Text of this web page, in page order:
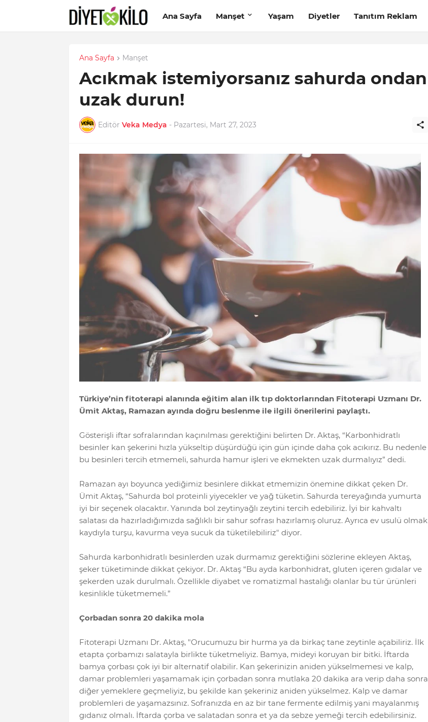
Ana Sayfa Manşet Yaşam Diyetler Tanıtım Reklam
Ana Sayfa Manşet
Acıkmak istemiyorsanız sahurda ondan
uzak durun!
Editör Veka Medya - Pazartesi, Mart 27, 2023
Türkiye’nin fitoterapi alanında eğitim alan ilk tıp doktorlarından Fitoterapi Uzmanı Dr.
Ümit Aktaş, Ramazan ayında doğru beslenme ile ilgili önerilerini paylaştı.
Gösterişli iftar sofralarından kaçınılması gerektiğini belirten Dr. Aktaş, “Karbonhidratlı
besinler kan şekerini hızla yükseltip düşürdüğü için gün içinde daha çok acıkırız. Bu nedenle
bu besinleri tercih etmemeli, sahurda hamur işleri ve ekmekten uzak durmalıyız” dedi.
Ramazan ayı boyunca yediğimiz besinlere dikkat etmemizin önemine dikkat çeken Dr.
Ümit Aktaş, “Sahurda bol proteinli yiyecekler ve yağ tüketin. Sahurda tereyağında yumurta
iyi bir seçenek olacaktır. Yanında bol zeytinyağlı zeytini tercih edebiliriz. İyi bir kahvaltı
salatası da hazırladığımızda sağlıklı bir sahur sofrası hazırlamış oluruz. Ayrıca ev usulü olmak
kaydıyla turşu, kavurma veya sucuk da tüketilebiliriz" diyor.
Sahurda karbonhidratlı besinlerden uzak durmamız gerektiğini sözlerine ekleyen Aktaş,
şeker tüketiminde dikkat çekiyor. Dr. Aktaş “Bu ayda karbonhidrat, gluten içeren gıdalar ve
şekerden uzak durulmalı. Özellikle diyabet ve romatizmal hastalığı olanlar bu tür ürünleri
kesinlikle tüketmemeli.”
Çorbadan sonra 20 dakika mola
Fitoterapi Uzmanı Dr. Aktaş, "Orucumuzu bir hurma ya da birkaç tane zeytinle açabiliriz. İlk
etapta çorbamızı salatayla birlikte tüketmeliyiz. Bamya, mideyi koruyan bir bitki. İftarda
bamya çorbası çok iyi bir alternatif olabilir. Kan şekerinizin aniden yükselmemesi ve kalp,
damar problemleri yaşamamak için çorbadan sonra mutlaka 20 dakika ara verip daha sonra
diğer yemeklere geçmeliyiz, bu şekilde kan şekeriniz aniden yükselmez. Kalp ve damar
problemleri de yaşamazsınız. Sofranızda en az bir tane fermente edilmiş yani mayalanmış
gıdanız olmalı. İftarda çorba ve salatadan sonra et ya da sebze yemeği tercih edebilirsiniz.